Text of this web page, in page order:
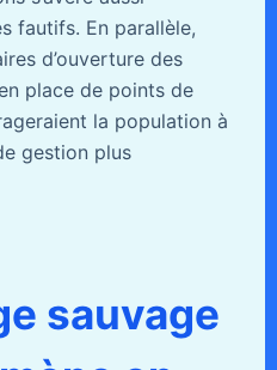
fautifs. En parallèle,
d’ouverture des
place de points de
la population à
gestion plus
sauvage